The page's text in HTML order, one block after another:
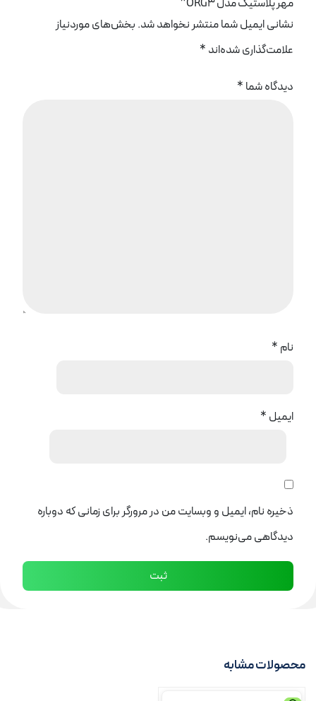
نشانی ایمیل شما منتشر نخواهد شد. بخش‌های موردنیاز
علامت‌گذاری شده‌اند *
دیدگاه شما *
نام *
ایمیل *
ذخیره نام، ایمیل و وبسایت من در مرورگر برای زمانی که دوباره
دیدگاهی می‌نویسم.
محصولات مشابه